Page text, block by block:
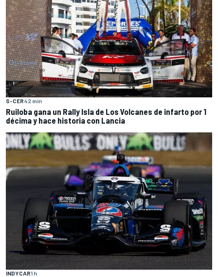
S-CER42 min
Ruiloba gana un Rally Isla de Los Volcanes de infarto por 1
décima y hace historia con Lancia
INDYCAR1 h